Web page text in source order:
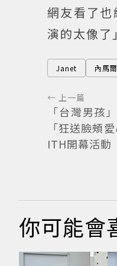
網友看了
演的太像了
Janet 內馬爾
← 上一篇
「台灣男孩
「狂送臉頰
ITH開幕活動
你可能會